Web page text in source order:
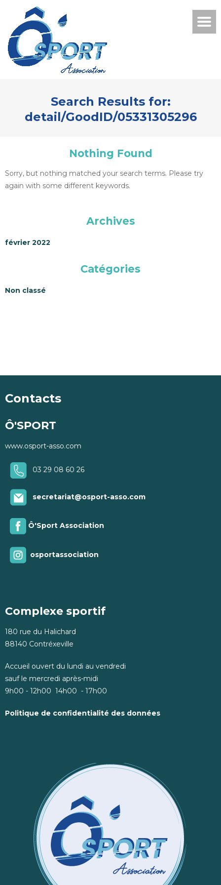
Search Results for:
detail/GoodID/05331305296
Nothing Found
Sorry, but nothing matched your search terms. Please try
again with some different keywords.
Archives
février 2022
Catégories
Non classé
Contacts
Ô'SPORT
www.osport-asso.com
03 29 08 60 26
secretariat@osport-asso.com
Ô'Sport Association
osportassociation
Complexe sportif
180 rue du Halichard
88140 Contréxeville
Accueil ouvert du lundi au vendredi
sauf le mercredi après-midi
9h00 - 12h00 14h00 - 17h00
Politique de confidentialité des données